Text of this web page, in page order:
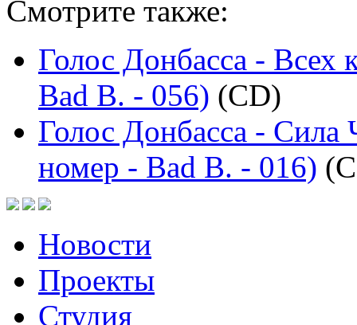
Смотрите также:
Голос Донбасса - Всех
Bad B. - 056) (CD)
Голос Донбасса - Сила
номер - Bad B. - 016)
Новости
Проекты
Студия